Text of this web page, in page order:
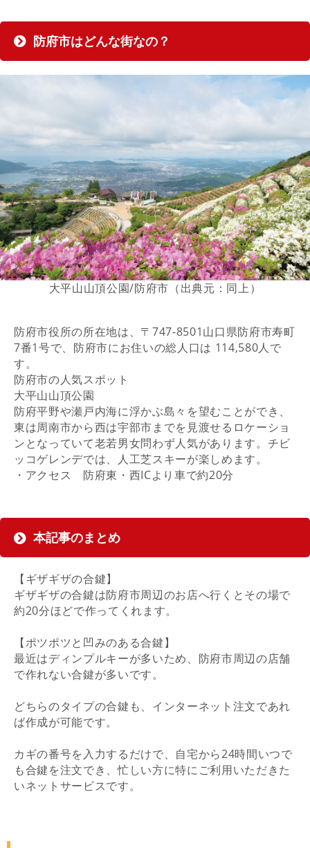
防府市はどんな街なの？
大平山山頂公園/防府市（出典元：同上）
防府市役所の所在地は、〒747-8501山口県防府市寿町
7番1号で、防府市にお住いの総人口は 114,580人で
す。
防府市の人気スポット
大平山山頂公園
防府平野や瀬戸内海に浮かぶ島々を望むことができ、
東は周南市から西は宇部市までを見渡せるロケーショ
ンとなっていて老若男女問わず人気があります。チビ
ッコゲレンデでは、人工芝スキーが楽しめます。
・アクセス 防府東・西ICより車で約20分
本記事のまとめ
【ギザギザの合鍵】
ギザギザの合鍵は防府市周辺のお店へ行くとその場で
約20分ほどで作ってくれます。
【ポツポツと凹みのある合鍵】
最近はディンプルキーが多いため、防府市周辺の店舗
で作れない合鍵が多いです。
どちらのタイプの合鍵も、インターネット注文であれ
ば作成が可能です。
カギの番号を入力するだけで、自宅から24時間いつで
も合鍵を注文でき、忙しい方に特にご利用いただきた
いネットサービスです。